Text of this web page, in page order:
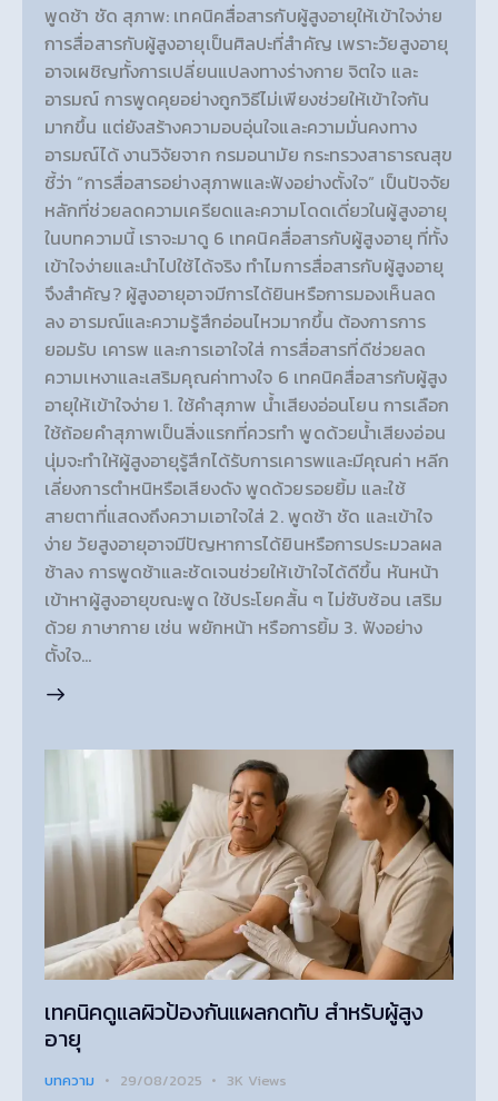
พูดช้า ชัด สุภาพ: เทคนิคสื่อสารกับผู้สูงอายุให้เข้าใจง่าย
การสื่อสารกับผู้สูงอายุเป็นศิลปะที่สำคัญ เพราะวัยสูงอายุ
อาจเผชิญทั้งการเปลี่ยนแปลงทางร่างกาย จิตใจ และ
อารมณ์ การพูดคุยอย่างถูกวิธีไม่เพียงช่วยให้เข้าใจกัน
มากขึ้น แต่ยังสร้างความอบอุ่นใจและความมั่นคงทาง
อารมณ์ได้ งานวิจัยจาก กรมอนามัย กระทรวงสาธารณสุข
ชี้ว่า “การสื่อสารอย่างสุภาพและฟังอย่างตั้งใจ” เป็นปัจจัย
หลักที่ช่วยลดความเครียดและความโดดเดี่ยวในผู้สูงอายุ
ในบทความนี้ เราจะมาดู 6 เทคนิคสื่อสารกับผู้สูงอายุ ที่ทั้ง
เข้าใจง่ายและนำไปใช้ได้จริง ทำไมการสื่อสารกับผู้สูงอายุ
จึงสำคัญ? ผู้สูงอายุอาจมีการได้ยินหรือการมองเห็นลด
ลง อารมณ์และความรู้สึกอ่อนไหวมากขึ้น ต้องการการ
ยอมรับ เคารพ และการเอาใจใส่ การสื่อสารที่ดีช่วยลด
ความเหงาและเสริมคุณค่าทางใจ 6 เทคนิคสื่อสารกับผู้สูง
อายุให้เข้าใจง่าย 1. ใช้คำสุภาพ น้ำเสียงอ่อนโยน การเลือก
ใช้ถ้อยคำสุภาพเป็นสิ่งแรกที่ควรทำ พูดด้วยน้ำเสียงอ่อน
นุ่มจะทำให้ผู้สูงอายุรู้สึกได้รับการเคารพและมีคุณค่า หลีก
เลี่ยงการตำหนิหรือเสียงดัง พูดด้วยรอยยิ้ม และใช้
สายตาที่แสดงถึงความเอาใจใส่ 2. พูดช้า ชัด และเข้าใจ
ง่าย วัยสูงอายุอาจมีปัญหาการได้ยินหรือการประมวลผล
ช้าลง การพูดช้าและชัดเจนช่วยให้เข้าใจได้ดีขึ้น หันหน้า
เข้าหาผู้สูงอายุขณะพูด ใช้ประโยคสั้น ๆ ไม่ซับซ้อน เสริม
ด้วย ภาษากาย เช่น พยักหน้า หรือการยิ้ม 3. ฟังอย่าง
ตั้งใจ…
เทคนิคดูแลผิวป้องกันแผลกดทับ สำหรับผู้สูง
อายุ
บทความ 29/08/2025 3K Views